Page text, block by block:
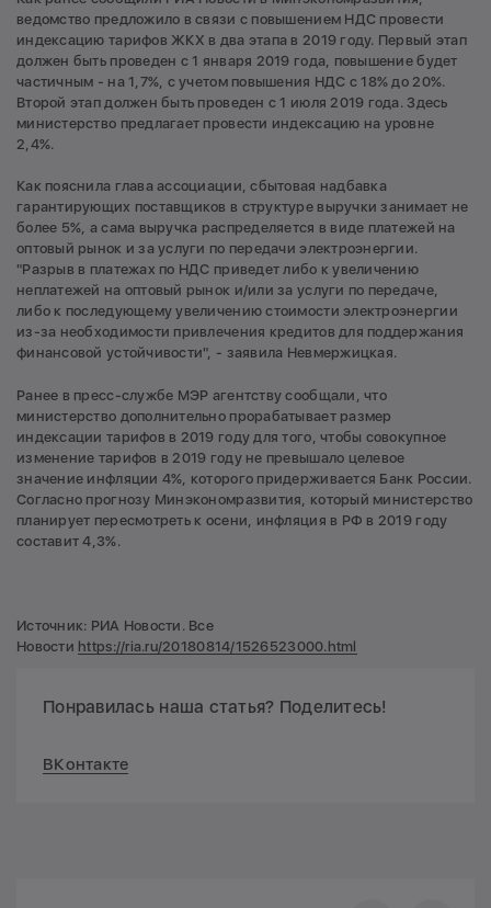
ведомство предложило в связи с повышением НДС провести
индексацию тарифов ЖКХ в два этапа в 2019 году. Первый этап
должен быть проведен с 1 января 2019 года, повышение будет
частичным - на 1,7%, с учетом повышения НДС с 18% до 20%.
Второй этап должен быть проведен с 1 июля 2019 года. Здесь
министерство предлагает провести индексацию на уровне
2,4%.
Как пояснила глава ассоциации, сбытовая надбавка
гарантирующих поставщиков в структуре выручки занимает не
более 5%, а сама выручка распределяется в виде платежей на
оптовый рынок и за услуги по передачи электроэнергии.
"Разрыв в платежах по НДС приведет либо к увеличению
неплатежей на оптовый рынок и/или за услуги по передаче,
либо к последующему увеличению стоимости электроэнергии
из-за необходимости привлечения кредитов для поддержания
финансовой устойчивости", - заявила Невмержицкая.
Ранее в пресс-службе МЭР агентству сообщали, что
министерство дополнительно прорабатывает размер
индексации тарифов в 2019 году для того, чтобы совокупное
изменение тарифов в 2019 году не превышало целевое
значение инфляции 4%, которого придерживается Банк России.
Согласно прогнозу Минэкономразвития, который министерство
планирует пересмотреть к осени, инфляция в РФ в 2019 году
составит 4,3%.
Источник: РИА Новости. Все
Новости https://ria.ru/20180814/1526523000.html
Понравилась наша статья? Поделитесь!
ВКонтакте